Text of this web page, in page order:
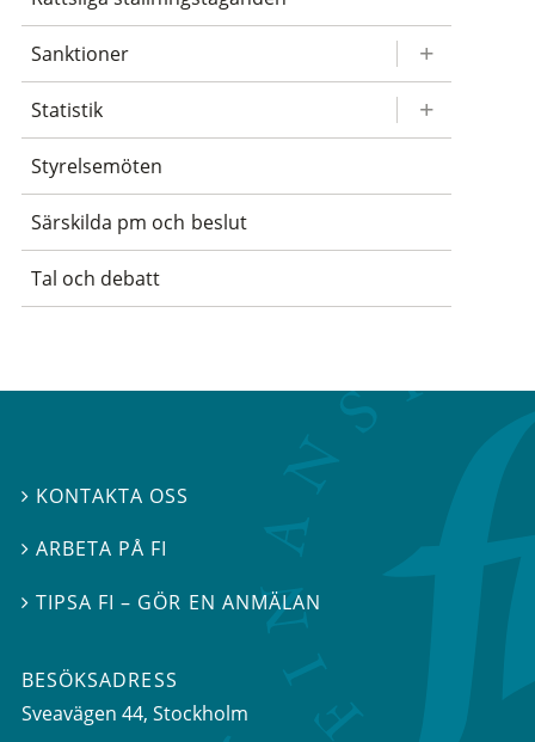
Sanktioner
Statistik
Styrelsemöten
Särskilda pm och beslut
Tal och debatt
 KONTAKTA OSS
ARBETA PÅ FI
TIPSA FI – GÖR EN ANMÄLAN
BESÖKSADRESS
Sveavägen 44, Stockholm